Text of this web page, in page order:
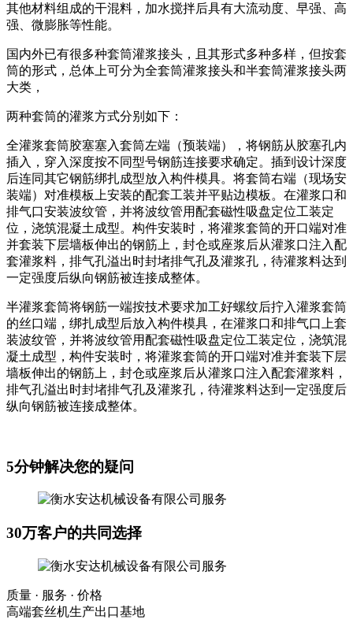
其他材料组成的干混料，加水搅拌后具有大流动度、早强、高
强、微膨胀等性能。
国内外已有很多种套筒灌浆接头，且其形式多种多样，但按套
筒的形式，总体上可分为全套筒灌浆接头和半套筒灌浆接头两
大类，
两种套筒的灌浆方式分别如下：
全灌浆套筒胶塞塞入套筒左端（预装端），将钢筋从胶塞孔内
插入，穿入深度按不同型号钢筋连接要求确定。插到设计深度
后连同其它钢筋绑扎成型放入构件模具。将套筒右端（现场安
装端）对准模板上安装的配套工装并平贴边模板。在灌浆口和
排气口安装波纹管，并将波纹管用配套磁性吸盘定位工装定
位，浇筑混凝土成型。构件安装时，将灌浆套筒的开口端对准
并套装下层墙板伸出的钢筋上，封仓或座浆后从灌浆口注入配
套灌浆料，排气孔溢出时封堵排气孔及灌浆孔，待灌浆料达到
一定强度后纵向钢筋被连接成整体。
半灌浆套筒将钢筋一端按技术要求加工好螺纹后拧入灌浆套筒
的丝口端，绑扎成型后放入构件模具，在灌浆口和排气口上套
装波纹管，并将波纹管用配套磁性吸盘定位工装定位，浇筑混
凝土成型，构件安装时，将灌浆套筒的开口端对准并套装下层
墙板伸出的钢筋上，封仓或座浆后从灌浆口注入配套灌浆料，
排气孔溢出时封堵排气孔及灌浆孔，待灌浆料达到一定强度后
纵向钢筋被连接成整体。
5分钟解决您的疑问
30万客户的共同选择
质量 · 服务 · 价格
高端套丝机生产出口基地